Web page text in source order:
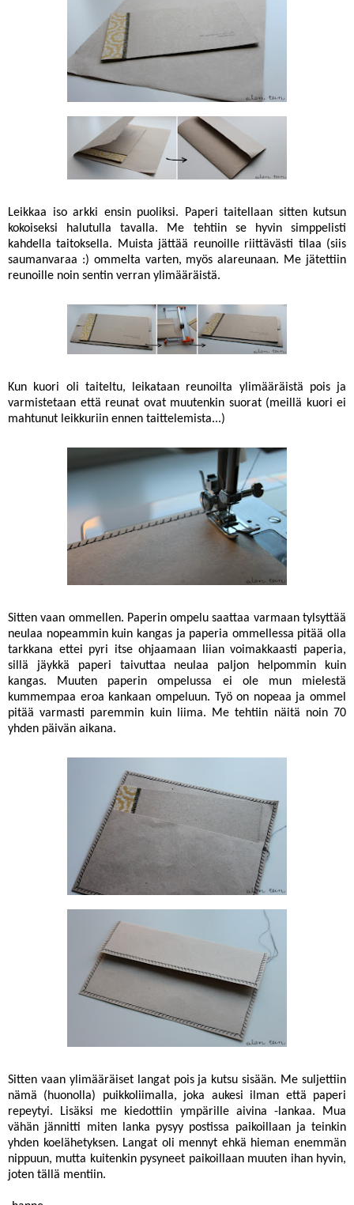
Leikkaa iso arkki ensin puoliksi. Paperi taitellaan sitten kutsun
kokoiseksi halutulla tavalla. Me tehtiin se hyvin simppelisti
kahdella taitoksella. Muista jättää reunoille riittävästi tilaa (siis
saumanvaraa :) ommelta varten, myös alareunaan. Me jätettiin
reunoille noin sentin verran ylimääräistä.
Kun kuori oli taiteltu, leikataan reunoilta ylimääräistä pois ja
varmistetaan että reunat ovat muutenkin suorat (meillä kuori ei
mahtunut leikkuriin ennen taittelemista...)
Sitten vaan ommellen. Paperin ompelu saattaa varmaan tylsyttää
neulaa nopeammin kuin kangas ja paperia ommellessa pitää olla
tarkkana ettei pyri itse ohjaamaan liian voimakkaasti paperia,
sillä jäykkä paperi taivuttaa neulaa paljon helpommin kuin
kangas. Muuten paperin ompelussa ei ole mun mielestä
kummempaa eroa kankaan ompeluun. Työ on nopeaa ja ommel
pitää varmasti paremmin kuin liima. Me tehtiin näitä noin 70
yhden päivän aikana.
Sitten vaan ylimääräiset langat pois ja kutsu sisään. Me suljettiin
nämä (huonolla) puikkoliimalla, joka aukesi ilman että paperi
repeytyi. Lisäksi me kiedottiin ympärille aivina -lankaa. Mua
vähän jännitti miten lanka pysyy postissa paikoillaan ja teinkin
yhden koelähetyksen. Langat oli mennyt ehkä hieman enemmän
nippuun, mutta kuitenkin pysyneet paikoillaan muuten ihan hyvin,
joten tällä mentiin.